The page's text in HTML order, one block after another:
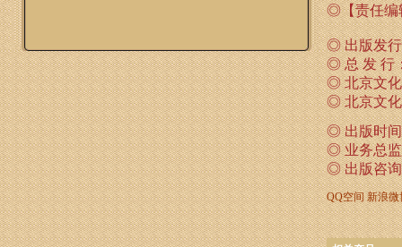
◎【责任编
◎ 出版发
◎ 总 发 行
◎ 北京文
◎ 北京文
◎ 出版时间
◎ 业务总监
◎ 出版咨
QQ空间 新浪微